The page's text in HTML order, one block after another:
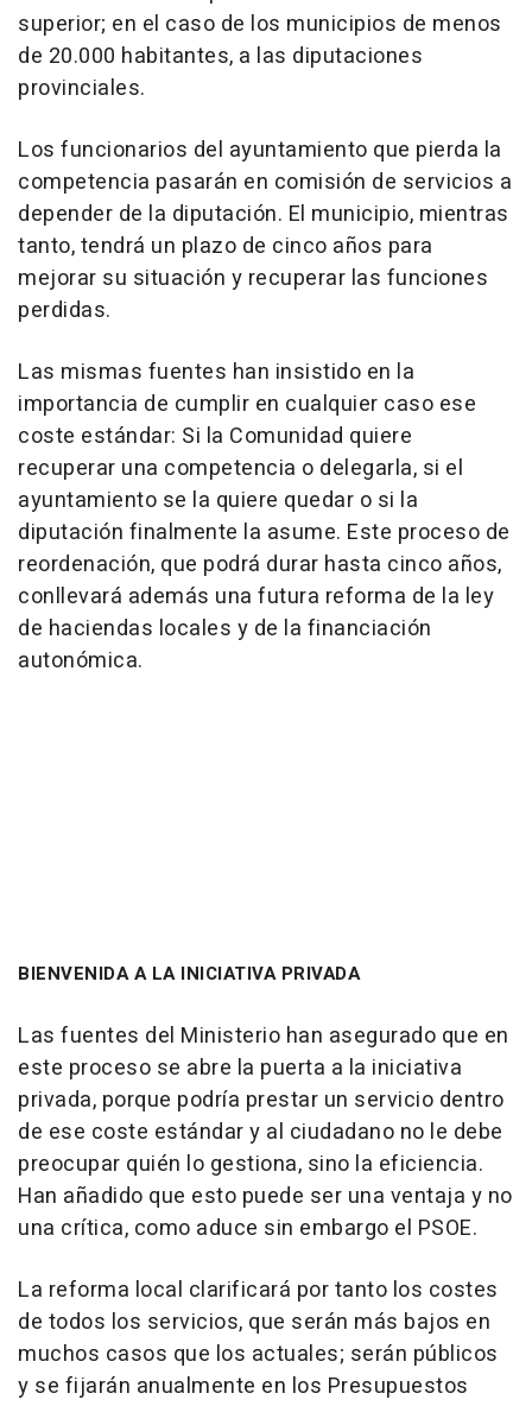
superior; en el caso de los municipios de menos
de 20.000 habitantes, a las diputaciones
provinciales.
Los funcionarios del ayuntamiento que pierda la
competencia pasarán en comisión de servicios a
depender de la diputación. El municipio, mientras
tanto, tendrá un plazo de cinco años para
mejorar su situación y recuperar las funciones
perdidas.
Las mismas fuentes han insistido en la
importancia de cumplir en cualquier caso ese
coste estándar: Si la Comunidad quiere
recuperar una competencia o delegarla, si el
ayuntamiento se la quiere quedar o si la
diputación finalmente la asume. Este proceso de
reordenación, que podrá durar hasta cinco años,
conllevará además una futura reforma de la ley
de haciendas locales y de la financiación
autonómica.
BIENVENIDA A LA INICIATIVA PRIVADA
Las fuentes del Ministerio han asegurado que en
este proceso se abre la puerta a la iniciativa
privada, porque podría prestar un servicio dentro
de ese coste estándar y al ciudadano no le debe
preocupar quién lo gestiona, sino la eficiencia.
Han añadido que esto puede ser una ventaja y no
una crítica, como aduce sin embargo el PSOE.
La reforma local clarificará por tanto los costes
de todos los servicios, que serán más bajos en
muchos casos que los actuales; serán públicos
y se fijarán anualmente en los Presupuestos